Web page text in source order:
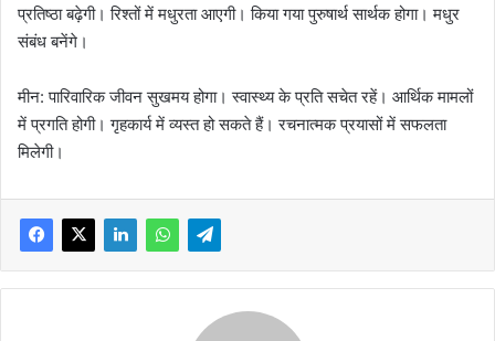
प्रतिष्ठा बढ़ेगी। रिश्तों में मधुरता आएगी। किया गया पुरुषार्थ सार्थक होगा। मधुर
संबंध बनेंगे।
मीन: पारिवारिक जीवन सुखमय होगा। स्वास्थ्य के प्रति सचेत रहें। आर्थिक मामलों
में प्रगति होगी। गृहकार्य में व्यस्त हो सकते हैं। रचनात्मक प्रयासों में सफलता
मिलेगी।